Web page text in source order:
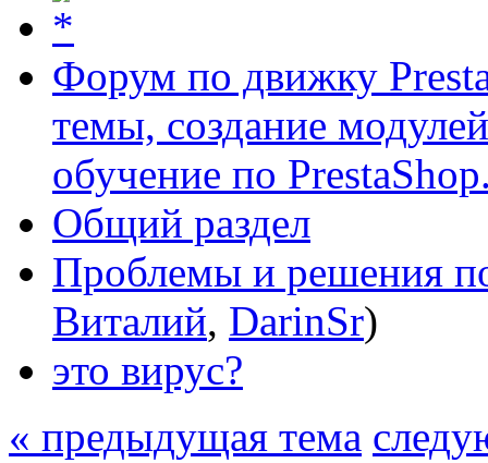
Форум по движку
темы, создание
обучение по
Общий раздел
Проблемы и решения
Виталий, DarinSr)
это вирус?
« предыдущая тема